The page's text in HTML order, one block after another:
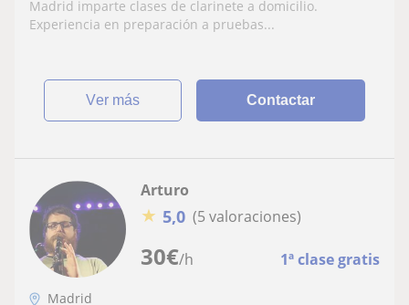
Madrid imparte clases de clarinete a domicilio.
Experiencia en preparación a pruebas...
ver más Contactar
30€/h 1ª clase gratis
Arturo
★ 5,0 (5 valoraciones)
Madrid